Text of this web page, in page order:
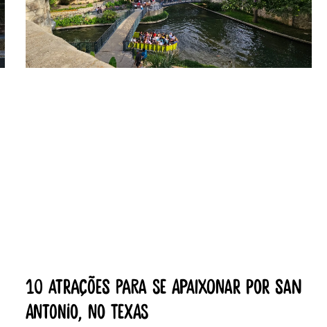
10 Atrações para se apaixonar por San
Antonio, no Texas